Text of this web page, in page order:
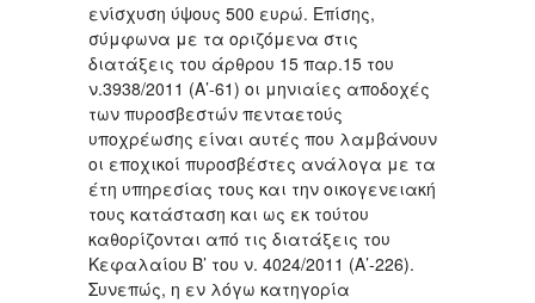
ενίσχυση ύψους 500 ευρώ. Επίσης,
σύμφωνα με τα οριζόμενα στις
διατάξεις του άρθρου 15 παρ.15 του
ν.3938/2011 (Α’-61) οι μηνιαίες αποδοχές
των πυροσβεστών πενταετούς
υποχρέωσης είναι αυτές που λαμβάνουν
οι εποχικοί πυροσβέστες ανάλογα με τα
έτη υπηρεσίας τους και την οικογενειακή
τους κατάσταση και ως εκ τούτου
καθορίζονται από τις διατάξεις του
Κεφαλαίου Β’ του ν. 4024/2011 (Α’-226).
Συνεπώς, η εν λόγω κατηγορία